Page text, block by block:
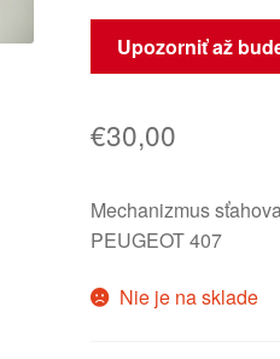
Upozorniť až
€30,00
Mechanizmus
PEUGEOT 407
Nie je na sklade